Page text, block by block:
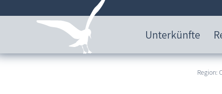
Unterkünfte
Region: